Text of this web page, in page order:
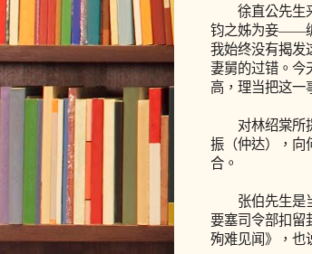
徐直公先生来
钧之姊为妾——
我始终没有揭发
妻舅的过错。今
高，理当把这一
对林绍棠所提
振（仲达），向
合。
张伯先生是当
要塞司令部扣留
殉难见闻》，也